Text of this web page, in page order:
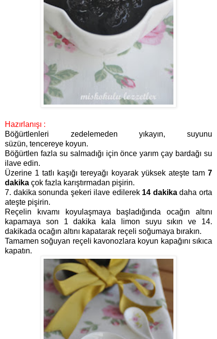
Hazırlanışı :
Böğürtlenleri zedelemeden yıkayın, suyunu
süzün, tencereye koyun.
Böğürtlen fazla su salmadığı için önce yarım çay bardağı su
ilave edin.
Üzerine 1 tatlı kaşığı tereyağı koyarak yüksek ateşte tam 7
dakika çok fazla karıştırmadan pişirin.
7. dakika sonunda şekeri ilave edilerek 14 dakikadaha orta
ateşte pişirin.
Reçelin kıvamı koyulaşmaya başladığında ocağın altını
kapamaya son 1 dakika kala limon suyu sıkın ve 14.
dakikada ocağın altını kapatarak reçeli soğumaya bırakın.
Tamamen soğuyan reçeli kavonozlara koyun kapağını sıkıca
kapatın.